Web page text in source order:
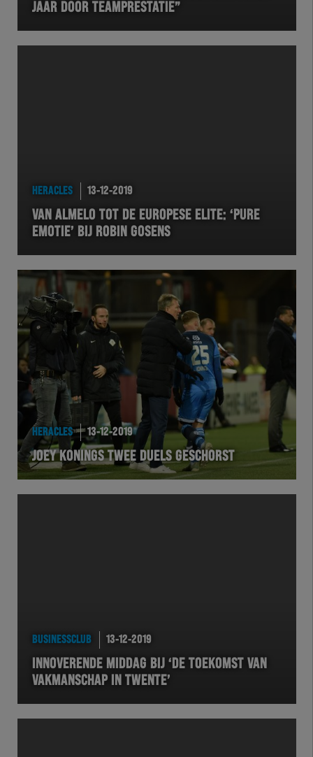
BusinessClub
Herakids
Team Zwart Wit
eSports
Academie
JAAR DOOR TEAMPRESTATIE”
HERACLES 13-12-2019
VAN ALMELO TOT DE EUROPESE ELITE: ‘PURE
EMOTIE’ BIJ ROBIN GOSENS
HERACLES 13-12-2019
JOEY KONINGS TWEE DUELS GESCHORST
BUSINESSCLUB 13-12-2019
INNOVERENDE MIDDAG BIJ ‘DE TOEKOMST VAN
VAKMANSCHAP IN TWENTE’